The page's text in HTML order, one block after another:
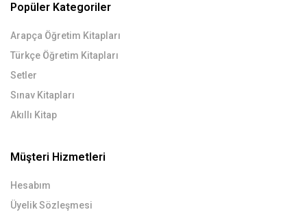
Popüler Kategoriler
Arapça Öğretim Kitapları
Türkçe Öğretim Kitapları
Setler
Sınav Kitapları
Akıllı Kitap
Müşteri Hizmetleri
Hesabım
Üyelik Sözleşmesi